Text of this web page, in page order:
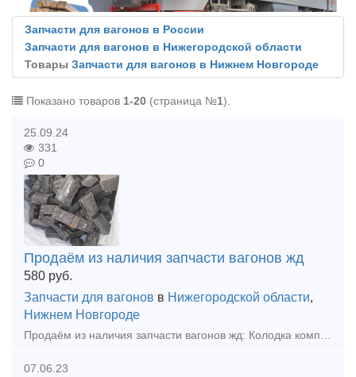
Запчасти для вагонов в России
Запчасти для вагонов в Нижегородской области
Товары Запчасти для вагонов в Нижнем Новгороде
Показано товаров 1-20 (страница №1).
25.09.24
331
0
Продаём из наличия запчасти вагонов жд
580 руб.
Запчасти для вагонов в Нижегородской области,
Нижнем Новгороде
Продаём из наличия запчасти вагонов жд: Колодка композиционная 25610-Н тонкая 3600шт Колодка композиционная 25610-Н толстая 960шт Клин ханина СЧ 35 100шт Клин тягового хомута 70шт Подвеска ма
07.06.23